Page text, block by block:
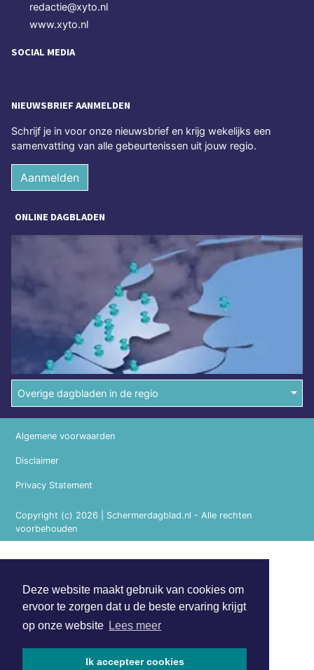
Deze website maakt gebruik van cookies om
ervoor te zorgen dat u de beste ervaring krijgt
op onze website Lees meer
Ik accepteer cookies
redactie@xyto.nl
www.xyto.nl
SOCIAL MEDIA
NIEUWSBRIEF AANMELDEN
Schrijf je in voor onze nieuwsbrief en krijg wekelijks een
samenvatting van alle gebeurtenissen uit jouw regio.
Aanmelden
ONLINE DAGBLADEN
Overige dagbladen in de regio
Copyright (c) 2026 | Schermerdagblad.nl - Alle rechten
voorbehouden
Algemene voorwaarden
Disclaimer
Privacy Statement